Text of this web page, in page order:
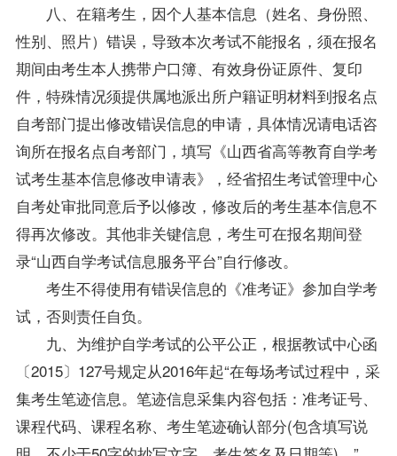
八、在籍考生，因个人基本信息（姓名、身份照、
性别、照片）错误，导致本次考试不能报名，须在报名
期间由考生本人携带户口簿、有效身份证原件、复印
件，特殊情况须提供属地派出所户籍证明材料到报名点
自考部门提出修改错误信息的申请，具体情况请电话咨
询所在报名点自考部门，填写《山西省高等教育自学考
试考生基本信息修改申请表》，经省招生考试管理中心
自考处审批同意后予以修改，修改后的考生基本信息不
得再次修改。其他非关键信息，考生可在报名期间登
录“山西自学考试信息服务平台”自行修改。
考生不得使用有错误信息的《准考证》参加自学考
试，否则责任自负。
九、为维护自学考试的公平公正，根据教试中心函
〔2015〕127号规定从2016年起“在每场考试过程中，采
集考生笔迹信息。笔迹信息采集内容包括：准考证号、
课程代码、课程名称、考生笔迹确认部分(包含填写说